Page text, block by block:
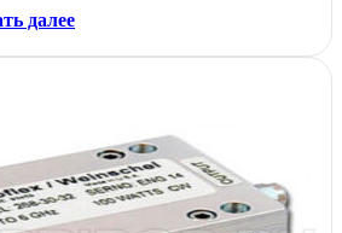
далее